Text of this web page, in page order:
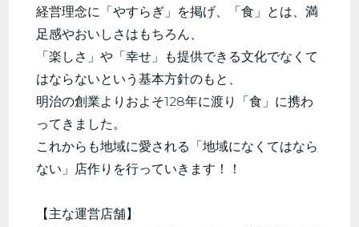
経営理念に「やすらぎ」を掲げ、「食」とは、満
足感やおいしさはもちろん、
「楽しさ」や「幸せ」も提供できる文化でなくて
はならないという基本方針のもと、
明治の創業よりおよそ128年に渡り「食」に携わ
ってきました。
これからも地域に愛される「地域になくてはなら
ない」店作りを行っていきます！！
【主な運営店舗】